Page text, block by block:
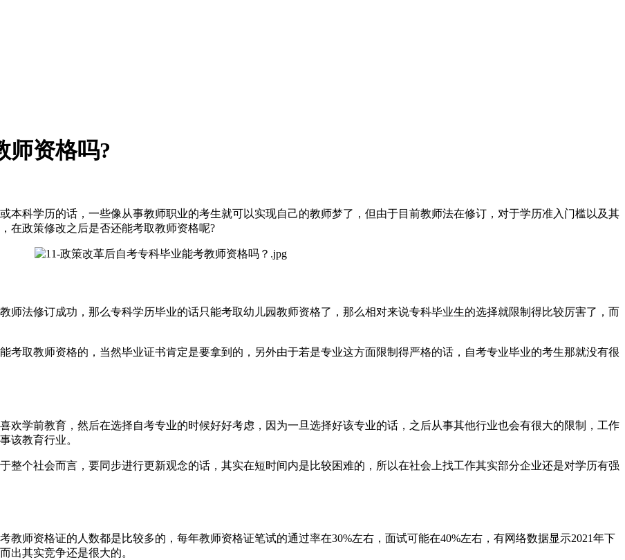
师资格吗?
本科学历的话，一些像从事教师职业的考生就可以实现自己的教师梦了，但由于目前教师法在修订，对于学历准入门槛以及其
在政策修改之后是否还能考取教师资格呢?
师法修订成功，那么专科学历毕业的话只能考取幼儿园教师资格了，那么相对来说专科毕业生的选择就限制得比较厉害了，而
考取教师资格的，当然毕业证书肯定是要拿到的，另外由于若是专业这方面限制得严格的话，自考专业毕业的考生那就没有很
欢学前教育，然后在选择自考专业的时候好好考虑，因为一旦选择好该专业的话，之后从事其他行业也会有很大的限制，工作
该教育行业。
整个社会而言，要同步进行更新观念的话，其实在短时间内是比较困难的，所以在社会上找工作其实部分企业还是对学历有强
师资格证的人数都是比较多的，每年教师资格证笔试的通过率在30%左右，面试可能在40%左右，有网络数据显示2021年下
出其实竞争还是很大的。